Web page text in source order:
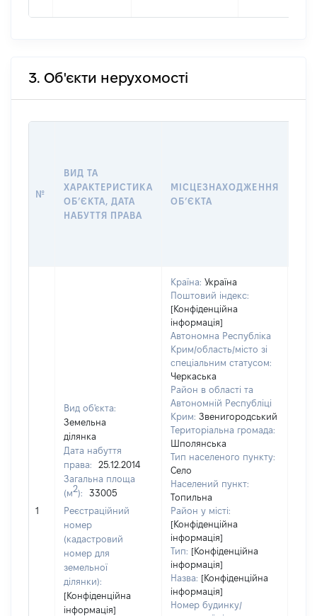
3. Об'єкти нерухомості
№
ВИД ТА
ХАРАКТЕРИСТИКА
ОБʼЄКТА, ДАТА
НАБУТТЯ ПРАВА
МІСЦЕЗНАХОДЖЕННЯ
ОБʼЄКТА
1
Вид об'єкта:
Земельна
ділянка
Дата набуття
права:
25.12.2014
Загальна площа
(м2):
33005
Реєстраційний
номер
(кадастровий
номер для
земельної
ділянки):
[Конфіденційна
інформація]
Країна: Україна
Поштовий індекс:
[Конфіденційна
інформація]
Автономна Республіка
Крим/область/місто зі
спеціальним статусом:
Черкаська
Район в області та
Автономній Республіці
Крим: Звенигородський
Територіальна громада:
Шполянська
Тип населеного пункту:
Село
Населений пункт:
Топильна
Район у місті:
[Конфіденційна
інформація]
Тип: [Конфіденційна
інформація]
Назва: [Конфіденційна
інформація]
Номер будинку/